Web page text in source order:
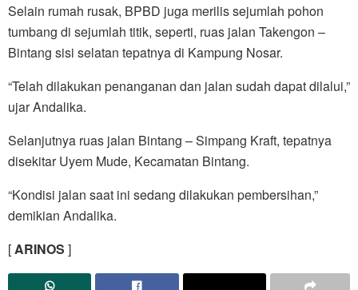
Selain rumah rusak, BPBD juga merilis sejumlah pohon
tumbang di sejumlah titik, seperti, ruas jalan Takengon –
Bintang sisi selatan tepatnya di Kampung Nosar.
“Telah dilakukan penanganan dan jalan sudah dapat dilalui,”
ujar Andalika.
Selanjutnya ruas jalan Bintang – Simpang Kraft, tepatnya
disekitar Uyem Mude, Kecamatan Bintang.
“Kondisi jalan saat ini sedang dilakukan pembersihan,”
demikian Andalika.
[ARINOS ]